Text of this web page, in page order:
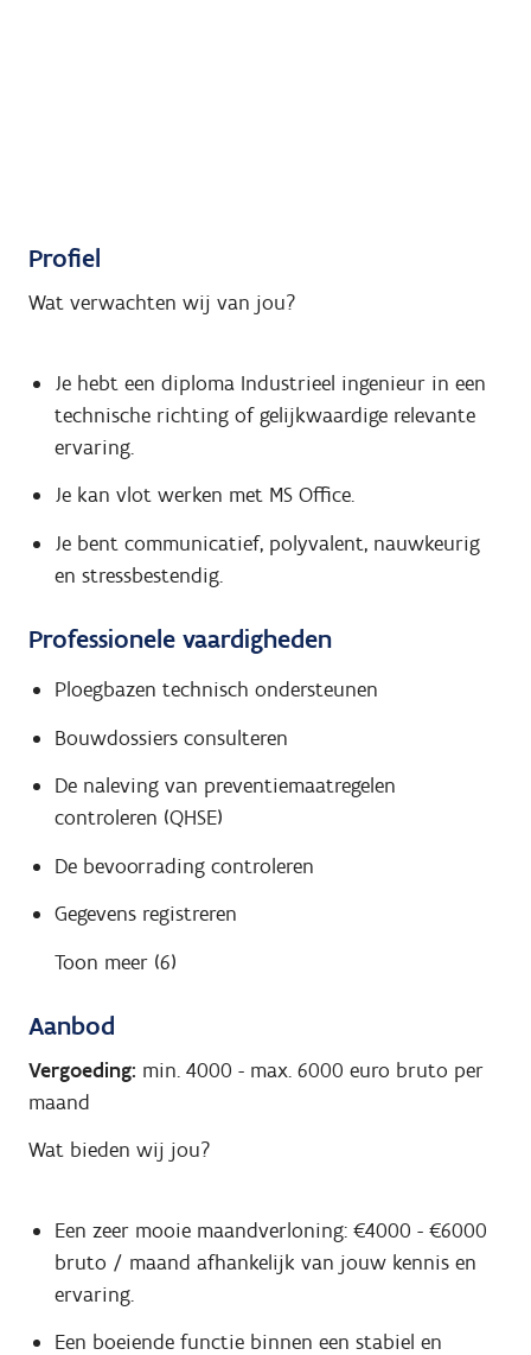
Profiel
Wat verwachten wij van jou?
Je hebt een diploma Industrieel ingenieur in een
technische richting of gelijkwaardige relevante
ervaring.
Je kan vlot werken met MS Office.
Je bent communicatief, polyvalent, nauwkeurig
en stressbestendig.
Professionele vaardigheden
Ploegbazen technisch ondersteunen
Bouwdossiers consulteren
De naleving van preventiemaatregelen
controleren (QHSE)
De bevoorrading controleren
Gegevens registreren
Toon meer (6)
Aanbod
Vergoeding: min. 4000 - max. 6000 euro bruto per
maand
Wat bieden wij jou?
Een zeer mooie maandverloning: €4000 - €6000
bruto / maand afhankelijk van jouw kennis en
ervaring.
Een boeiende functie binnen een stabiel en